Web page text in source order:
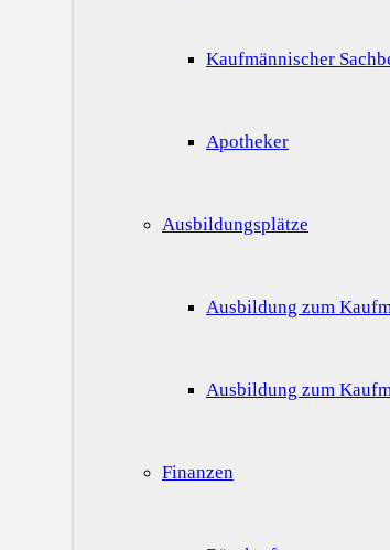
Kaufmännischer
Apotheker
Ausbildungsplätze
Ausbildung zum
Ausbildung zum
Finanzen